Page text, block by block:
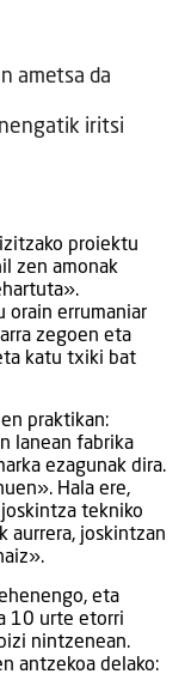
ametsa da
iritsi
proiektu
zen amonak
orain errumaniar
zegoen eta
katu txiki bat
praktikan:
lanean fabrika
ezagunak dira.
Hala ere,
tekniko
aurrera, joskintzan
eta
10 urte etorri
nintzenean.
antzekoa delako: